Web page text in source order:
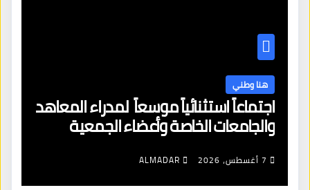
هنا وطني
اجتماعاً استثنائياً موسعاً لمدراء المعاهد
والجامعات الخاصة وأعضاء الجمعية
العمومية للنقابة العامة لمؤسسات
التعليم والتدريب الخاص في ليبيا
7 أغسطس، 2026 ALMADAR